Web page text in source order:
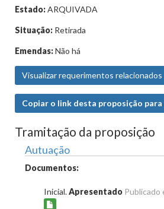
Estado:ARQUIVADA
Situação: Retirada
Emendas:Não há
Visualizar requerimentos relacionados
Copiar o link desta proposição
Tramitação da proposição
Autuação
Documentos:
Inicial.Apresentado Publicado